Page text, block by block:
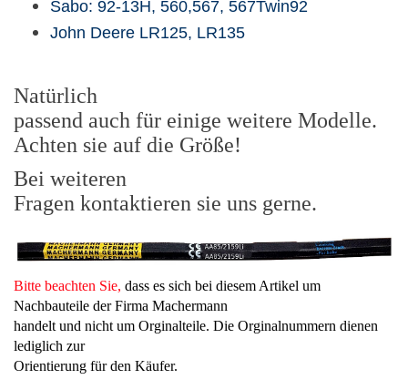
Sabo: 92-13H, 560,567, 567Twin92
John Deere LR125, LR135
Natürlich
passend auch für einige weitere Modelle.
Achten sie auf die Größe!
Bei weiteren
Fragen kontaktieren sie uns gerne.
Bitte beachten Sie, dass es sich bei diesem Artikel um
Nachbauteile der Firma Machermann
handelt und nicht um Orginalteile. Die Orginalnummern dienen
lediglich zur
Orientierung für den Käufer.